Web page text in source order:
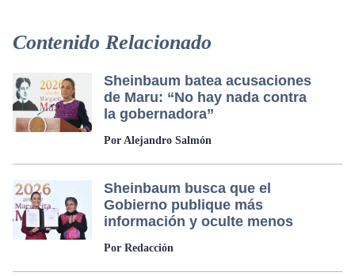
Contenido Relacionado
Sheinbaum batea acusaciones
de Maru: “No hay nada contra
la gobernadora”
Por Alejandro Salmón
Sheinbaum busca que el
Gobierno publique más
información y oculte menos
Por Redacción